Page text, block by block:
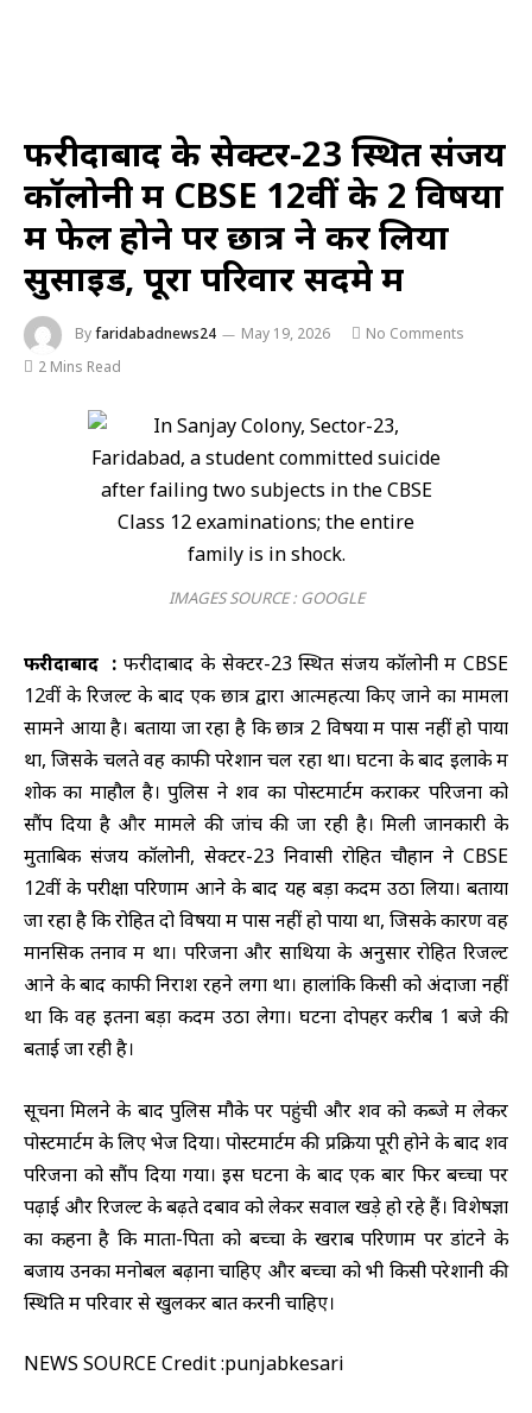
फरीदाबाद के सेक्टर-23 स्थित संजय
कॉलोनी में CBSE 12वीं के 2 विषयों
में फेल होने पर छात्र ने कर लिया
सुसाइड, पूरा परिवार सदमे में
Byfaridabadnews24 May 19, 2026
No Comments
2 Mins Read
IMAGES SOURCE : GOOGLE
फरीदाबाद :फरीदाबाद के सेक्टर-23 स्थित संजय कॉलोनी में CBSE
12वीं के रिजल्ट के बाद एक छात्र द्वारा आत्महत्या किए जाने का मामला
सामने आया है। बताया जा रहा है कि छात्र 2 विषयों में पास नहीं हो पाया
था, जिसके चलते वह काफी परेशान चल रहा था। घटना के बाद इलाके में
शोक का माहौल है। पुलिस ने शव का पोस्टमार्टम कराकर परिजनों को
सौंप दिया है और मामले की जांच की जा रही है। मिली जानकारी के
मुताबिक संजय कॉलोनी, सेक्टर-23 निवासी रोहित चौहान ने CBSE
12वीं के परीक्षा परिणाम आने के बाद यह बड़ा कदम उठा लिया। बताया
जा रहा है कि रोहित दो विषयों में पास नहीं हो पाया था, जिसके कारण वह
मानसिक तनाव में था। परिजनों और साथियों के अनुसार रोहित रिजल्ट
आने के बाद काफी निराश रहने लगा था। हालांकि किसी को अंदाजा नहीं
था कि वह इतना बड़ा कदम उठा लेगा। घटना दोपहर करीब 1 बजे की
बताई जा रही है।
सूचना मिलने के बाद पुलिस मौके पर पहुंची और शव को कब्जे में लेकर
पोस्टमार्टम के लिए भेज दिया। पोस्टमार्टम की प्रक्रिया पूरी होने के बाद शव
परिजनों को सौंप दिया गया। इस घटना के बाद एक बार फिर बच्चों पर
पढ़ाई और रिजल्ट के बढ़ते दबाव को लेकर सवाल खड़े हो रहे हैं। विशेषज्ञों
का कहना है कि माता-पिता को बच्चों के खराब परिणाम पर डांटने के
बजाय उनका मनोबल बढ़ाना चाहिए और बच्चों को भी किसी परेशानी की
स्थिति में परिवार से खुलकर बात करनी चाहिए।
NEWS SOURCE Credit :punjabkesari